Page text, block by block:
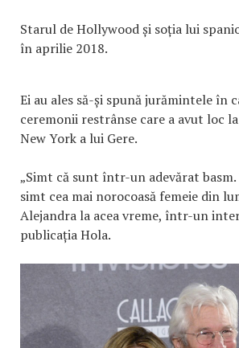
Starul de Hollywood și soția lui
în aprilie 2018.
Ei au ales să-și spună jurămintele în
ceremonii restrânse care a avut loc
New York a lui Gere.
„Simt că sunt într-un adevărat
simt cea mai norocoasă femeie din
Alejandra la acea vreme, într-un
publicația Hola.